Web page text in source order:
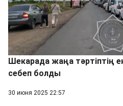
Шекарада жаңа тәртіптің
себеп болды
30 июня 2025 22:57